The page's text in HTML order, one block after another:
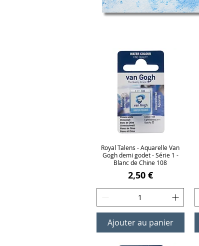
Aperçu rapide
Royal Talens - Aquarelle Van
Gogh demi godet - Série 1 -
Blanc de Chine 108
Prix
2,50 €
Ajouter au panier